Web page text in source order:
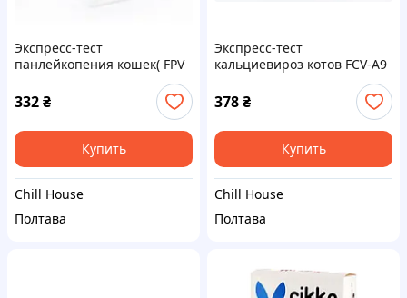
Экспресс-тест
панлейкопения кошек( FPV
332₴
Купить
Chill House
Полтава
Экспресс-тест
кальциевироз котов FCV-A9
378₴
Купить
Chill House
Полтава